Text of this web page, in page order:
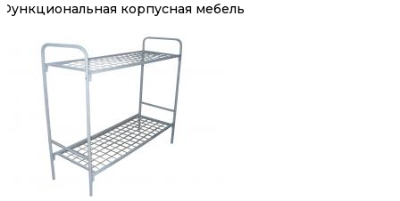
Функциональная корпусная мебель